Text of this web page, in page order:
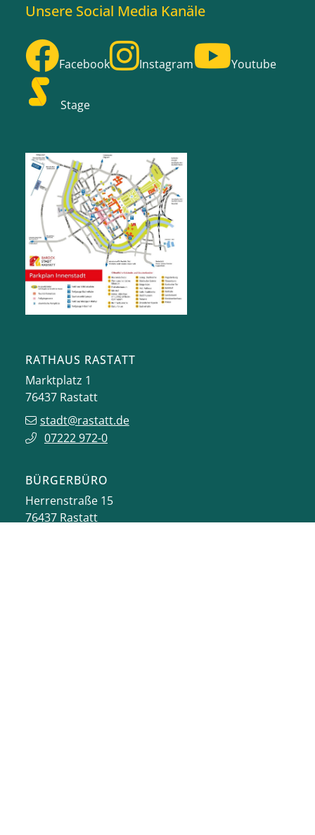
Unsere Social Media Kanäle
Facebook Instagram Youtube
Stage
RATHAUS RASTATT
Marktplatz 1
76437 Rastatt
stadt@rastatt.de
07222 972-0
BÜRGERBÜRO
Herrenstraße 15
76437 Rastatt